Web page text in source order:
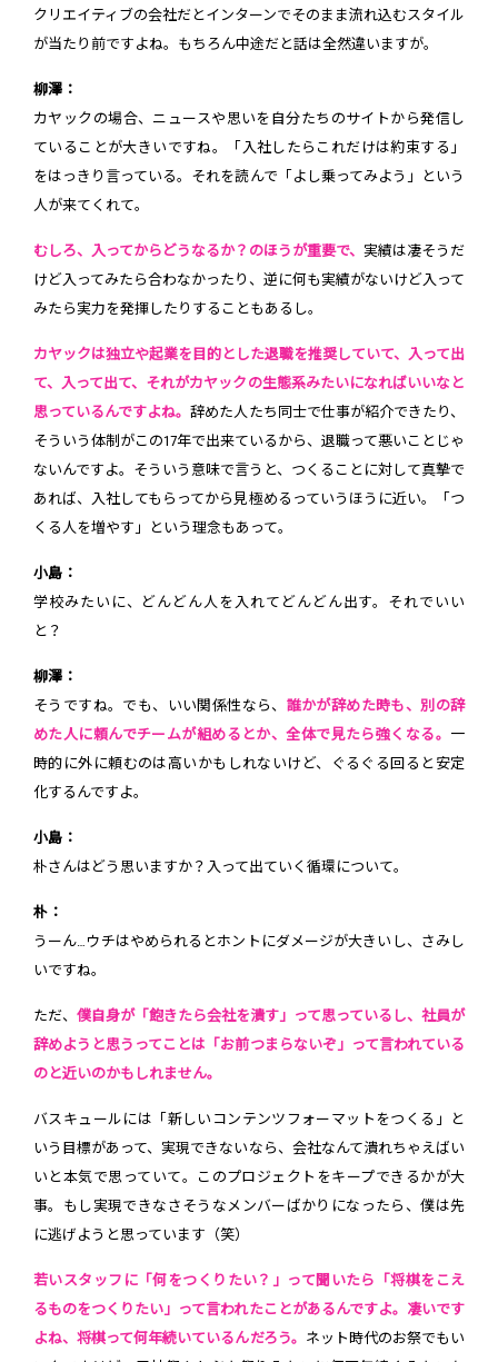
クリエイティブの会社だとインターンでそのまま流れ込むスタイル
が当たり前ですよね。もちろん中途だと話は全然違いますが。
柳澤：
カヤックの場合、ニュースや思いを自分たちのサイトから発信し
ていることが大きいですね。「入社したらこれだけは約束する」
をはっきり言っている。それを読んで「よし乗ってみよう」という
人が来てくれて。
むしろ、入ってからどうなるか？のほうが重要で、 実績は凄そうだ
けど入ってみたら合わなかったり、逆に何も実績がないけど入って
みたら実力を発揮したりすることもあるし。
カヤックは独立や起業を目的とした退職を推奨していて、入って出
て、入って出て、それがカヤックの生態系みたいになればいいなと
思っているんですよね。辞めた人たち同士で仕事が紹介できたり、
そういう体制がこの17年で出来ているから、退職って悪いことじゃ
ないんですよ。そういう意味で言うと、つくることに対して真摯で
あれば、入社してもらってから見極めるっていうほうに近い。「つ
くる人を増やす」という理念もあって。
小島：
学校みたいに、どんどん人を入れてどんどん出す。それでいい
と？
柳澤：
そうですね。でも、いい関係性なら、 誰かが辞めた時も、別の辞
めた人に頼んでチームが組めるとか、全体で見たら強くなる。 一
時的に外に頼むのは高いかもしれないけど、ぐるぐる回ると安定
化するんですよ。
小島：
朴さんはどう思いますか？入って出ていく循環について。
朴：
うーん…ウチはやめられるとホントにダメージが大きいし、さみし
いですね。
ただ、 僕自身が「飽きたら会社を潰す」って思っているし、社員が
辞めようと思うってことは「お前つまらないぞ」って言われている
のと近いのかもしれません。
バスキュールには「新しいコンテンツフォーマットをつくる」と
いう目標があって、実現できないなら、会社なんて潰れちゃえばい
いと本気で思っていて。このプロジェクトをキープできるかが大
事。もし実現できなさそうなメンバーばかりになったら、僕は先
に逃げようと思っています（笑）
若いスタッフに「何をつくりたい？」って聞いたら「将棋をこえ
るものをつくりたい」って言われたことがあるんですよ。凄いです
よね、将棋って何年続いているんだろう。 ネット時代のお祭でもい